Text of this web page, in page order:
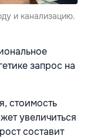
и канализацию.
запрос на
стоимость
увеличиться
составит